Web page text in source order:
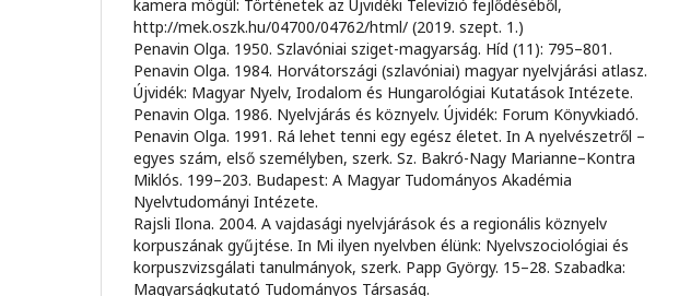
kamera mögül: Történetek az Újvidéki Televízió fejlődéséből,
http://mek.oszk.hu/04700/04762/html/ (2019. szept. 1.)
Penavin Olga. 1950. Szlavóniai sziget-magyarság. Híd (11): 795–801.
Penavin Olga. 1984. Horvátországi (szlavóniai) magyar nyelvjárási atlasz.
Újvidék: Magyar Nyelv, Irodalom és Hungarológiai Kutatások Intézete.
Penavin Olga. 1986. Nyelvjárás és köznyelv. Újvidék: Forum Könyvkiadó.
Penavin Olga. 1991. Rá lehet tenni egy egész életet. In A nyelvészetről –
egyes szám, első személyben, szerk. Sz. Bakró-Nagy Marianne–Kontra
Miklós. 199–203. Budapest: A Magyar Tudományos Akadémia
Nyelvtudományi Intézete.
Rajsli Ilona. 2004. A vajdasági nyelvjárások és a regionális köznyelv
korpuszának gyűjtése. In Mi ilyen nyelvben élünk: Nyelvszociológiai és
korpuszvizsgálati tanulmányok, szerk. Papp György. 15–28. Szabadka:
Magyarságkutató Tudományos Társaság.